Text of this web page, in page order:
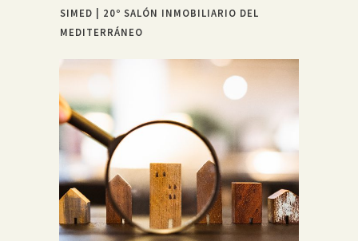
SIMED | 20º SALÓN INMOBILIARIO DEL
MEDITERRÁNEO